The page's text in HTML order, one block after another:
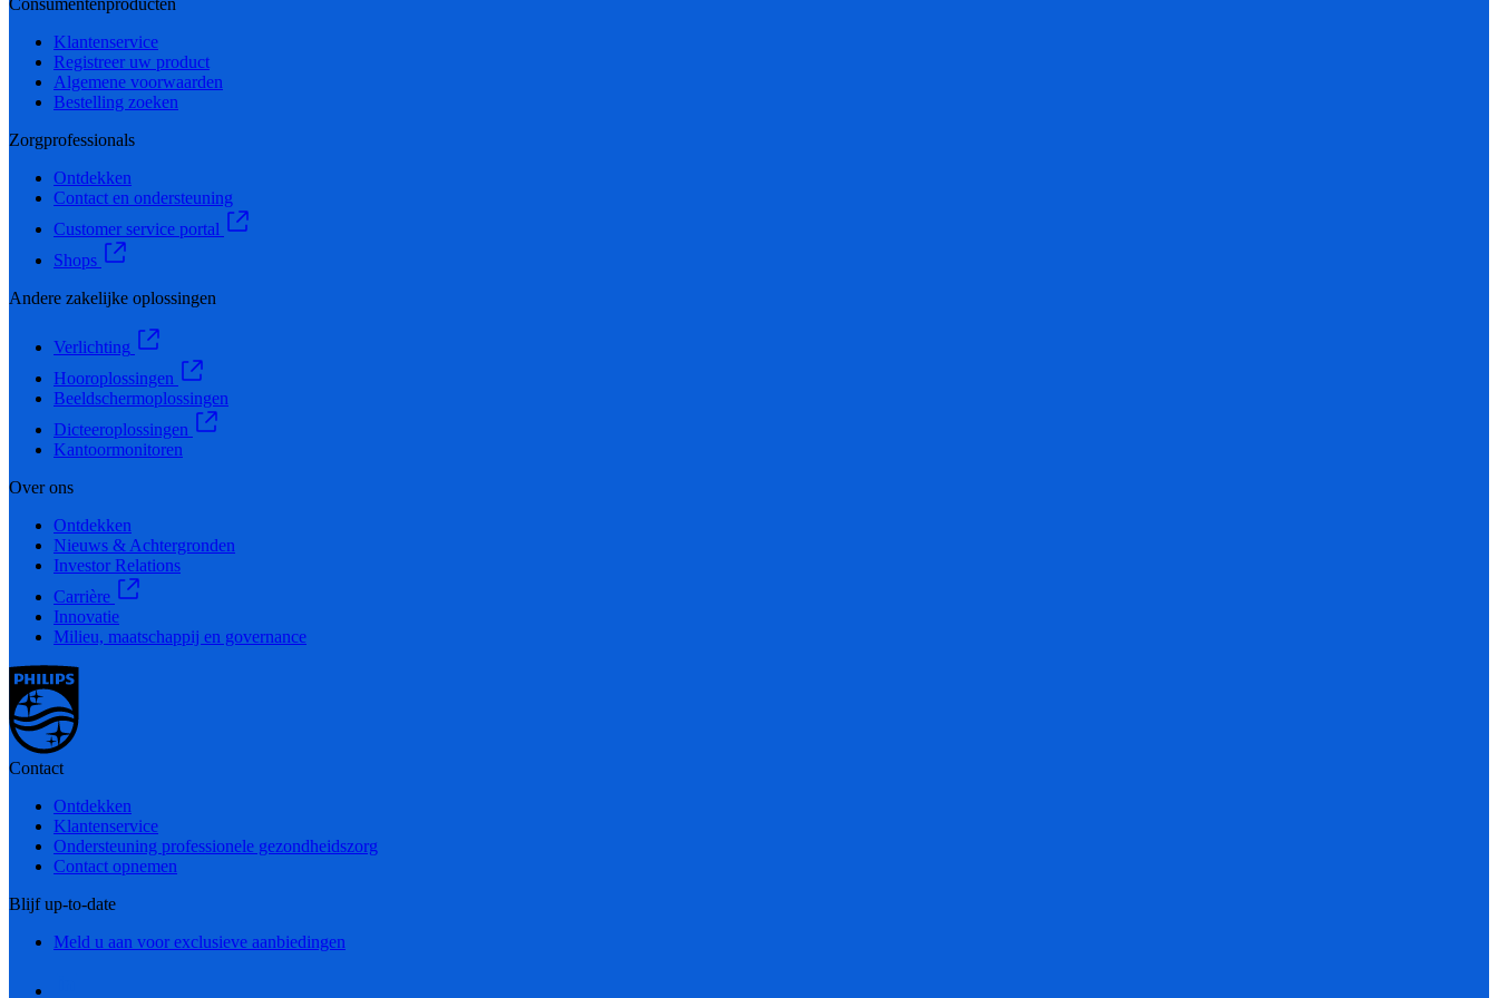
Klantenservice
Registreer uw product
Algemene voorwaarden
Bestelling zoeken
Zorgprofessionals
Ontdekken
Contact en ondersteuning
Customer service portal
Shops
Andere zakelijke oplossingen
Verlichting
Hooroplossingen
Beeldschermoplossingen
Dicteeroplossingen
Kantoormonitoren
Over ons
Ontdekken
Nieuws & Achtergronden
Investor Relations
Carrière
Innovatie
Milieu, maatschappij en governance
Contact
Ontdekken
Klantenservice
Ondersteuning professionele gezondheidszorg
Contact opnemen
Blijf up-to-date
Meld u aan voor exclusieve aanbiedingen